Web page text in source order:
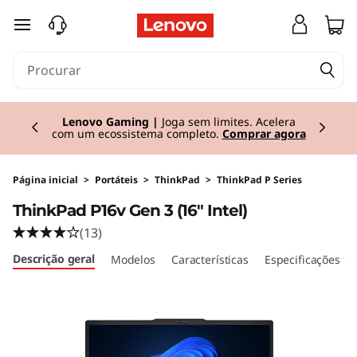
T
k
P
a
d
saltar para o conteúdo principal
Lenovo Gaming | Joga sem limites. Acelera
com um ecossistema completo. Comprar agora
Página inicial > Portáteis > ThinkPad > ThinkPad P Series
ThinkPad P16v Gen 3 (16" Intel)
(13)
Descrição geral Modelos Características Especificações